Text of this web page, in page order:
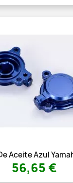
Aceite Azul
56,65 €